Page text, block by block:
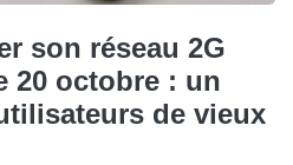
son réseau 2G
20 octobre : un
de vieux